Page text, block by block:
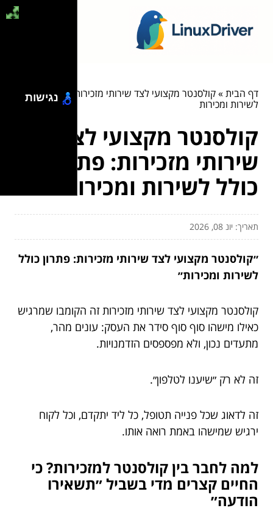
דף הבית»קולסנטר מקצועי לצד שירותי מזכירות: פתרון כולל
לשירות ומכירות
קולסנטר מקצועי לצד
שירותי מזכירות: פתרון
כולל לשירות ומכירות
תאריך: יונ 08, 2026
״קולסנטר מקצועי לצד שירותי מזכירות: פתרון כולל
לשירות ומכירות״
קולסנטר מקצועי לצד שירותי מזכירות זה הקומבו שמרגיש
כאילו מישהו סוף סוף סידר את העסק: עונים מהר,
מתעדים נכון, ולא מפספסים הזדמנויות.
זה לא רק ״שיענו לטלפון״.
זה לדאוג שכל פנייה תטופל, כל ליד יתקדם, וכל לקוח
ירגיש שמישהו באמת רואה אותו.
למה לחבר בין קולסנטר למזכירות? כי
החיים קצרים מדי בשביל ״תשאירו
הודעה״
נגישות